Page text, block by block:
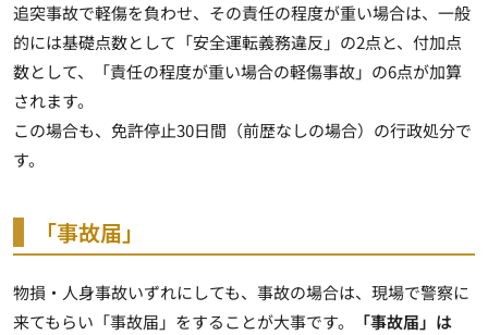
追突事故で軽傷を負わせ、その責任の程度が重い場合は、一般
的には基礎点数として「安全運転義務違反」の2点と、 付加点
数として、「責任の程度が重い場合の軽傷事故」の6点が加算
されます。
この場合も、免許停止30日間（前歴なしの場合）の行政処分で
す。
「事故届」
物損・人身事故いずれにしても、事故の場合は、現場で警察に
来てもらい「事故届」をすることが大事です。
「事故届」は